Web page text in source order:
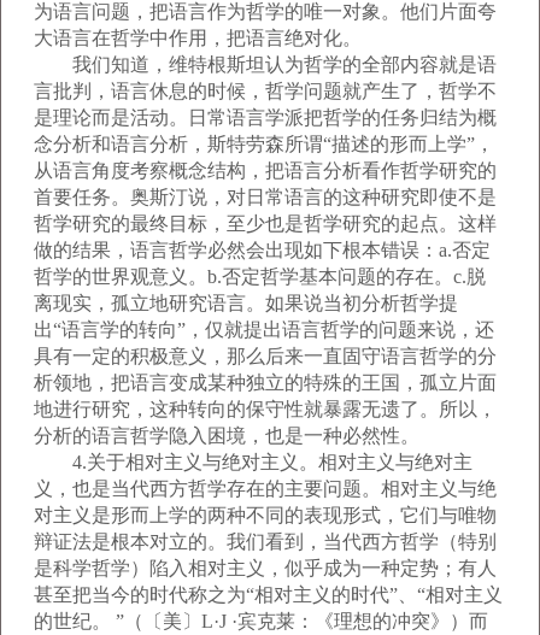
为语言问题，把语言作为哲学的唯一对象。他们片面夸
大语言在哲学中作用，把语言绝对化。
我们知道，维特根斯坦认为哲学的全部内容就是语
言批判，语言休息的时候，哲学问题就产生了，哲学不
是理论而是活动。日常语言学派把哲学的任务归结为概
念分析和语言分析，斯特劳森所谓“描述的形而上学”，
从语言角度考察概念结构，把语言分析看作哲学研究的
首要任务。奥斯汀说，对日常语言的这种研究即使不是
哲学研究的最终目标，至少也是哲学研究的起点。这样
做的结果，语言哲学必然会出现如下根本错误：a.否定
哲学的世界观意义。b.否定哲学基本问题的存在。c.脱
离现实，孤立地研究语言。如果说当初分析哲学提
出“语言学的转向”，仅就提出语言哲学的问题来说，还
具有一定的积极意义，那么后来一直固守语言哲学的分
析领地，把语言变成某种独立的特殊的王国，孤立片面
地进行研究，这种转向的保守性就暴露无遗了。所以，
分析的语言哲学隐入困境，也是一种必然性。
4.关于相对主义与绝对主义。相对主义与绝对主
义，也是当代西方哲学存在的主要问题。相对主义与绝
对主义是形而上学的两种不同的表现形式，它们与唯物
辩证法是根本对立的。我们看到，当代西方哲学（特别
是科学哲学）陷入相对主义，似乎成为一种定势；有人
甚至把当今的时代称之为“相对主义的时代”、“相对主义
的世纪。 ”（〔美〕L·J ·宾克莱：《理想的冲突》）而